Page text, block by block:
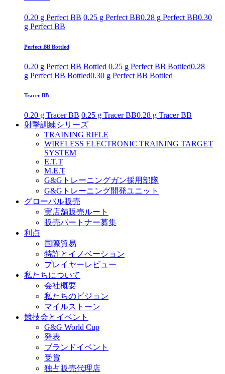
0.20 g Perfect BB 0.25 g Perfect BB0.28 g Perfect BB0.30
g Perfect BB
Perfect BB Bottled
0.20 g Perfect BB Bottled 0.25 g Perfect BB Bottled0.28
g Perfect BB Bottled0.30 g Perfect BB Bottled
Tracer BB
0.20 g Tracer BB 0.25 g Tracer BB0.28 g Tracer BB
射撃訓練シリーズ
TRAINING RIFLE
WIRELESS ELECTRONIC TRAINING TARGET
SYSTEM
E.T.T
M.E.T
G&Gトレーニングガン採用部隊
G&Gトレーニング開発ユニット
グローバル販売
実店舗販売ルート
販売パートナー募集
利点
国際貿易
特許とイノベーション
プレイヤーレビュー
私たちについて
会社概要
私たちのビジョン
マイルストーン
競技会とイベント
G&G World Cup
発表
ブランドイベント
受賞
独占販売代理店